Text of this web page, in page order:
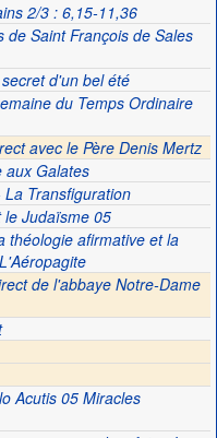
2/3 : 6,15-11,36
Saint François de Sales
d'un bel été
du Temps Ordinaire
avec le Père Denis Mertz
Galates
La Transfiguration
Judaïsme 05
théologie afirmative et la
de l'abbaye Notre-Dame
Acutis 05 Miracles